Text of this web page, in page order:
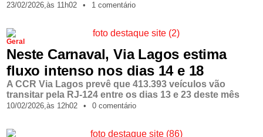
23/02/2026,às 11h02 • 1 comentário
Geral
Neste Carnaval, Via Lagos estima
fluxo intenso nos dias 14 e 18
A CCR Via Lagos prevê que 413.393 veículos vão
transitar pela RJ-124 entre os dias 13 e 23 deste mês
10/02/2026,às 12h02 • 0 comentário